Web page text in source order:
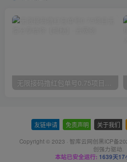
无限接码撸红包单号0.75项目无偿分享给你【揭秘】
友链申请 免责声明 关于我们
Copyright © 2023 · 智库云网创黑ICP备
创强力驱动.
本站已安全运行: 1639天17